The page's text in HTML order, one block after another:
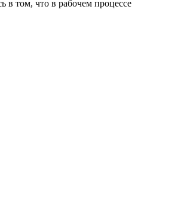
в том, что в рабочем процессе